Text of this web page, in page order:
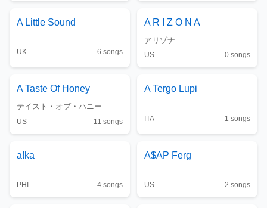
A Little Sound
UK 6 songs
A R I Z O N A
アリゾナ
US 0 songs
A Taste Of Honey
テイスト・オブ・ハニー
US 11 songs
A Tergo Lupi
ITA 1 songs
a!ka
PHI 4 songs
A$AP Ferg
US 2 songs